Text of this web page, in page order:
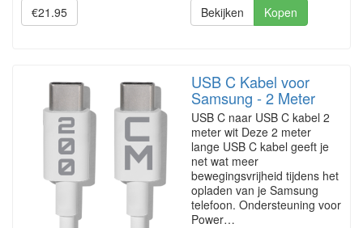
€21.95
Bekijken Kopen
USB C Kabel voor
Samsung - 2 Meter
USB C naar USB C kabel 2
meter wit Deze 2 meter
lange USB C kabel geeft je
net wat meer
bewegingsvrijheid tijdens het
opladen van je Samsung
telefoon. Ondersteuning voor
Power…